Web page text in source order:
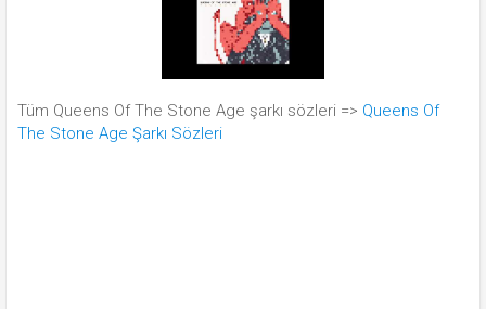
Tüm Queens Of The Stone Age şarkı sözleri => Queens Of
The Stone Age Şarkı Sözleri